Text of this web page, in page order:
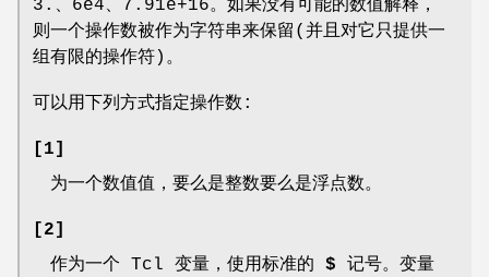
3.、6e4、7.91e+16。如果没有可能的数值解释，
则一个操作数被作为字符串来保留(并且对它只提供一
组有限的操作符)。
可以用下列方式指定操作数:
[1]
为一个数值值，要么是整数要么是浮点数。
[2]
作为一个 Tcl 变量，使用标准的 $ 记号。变量